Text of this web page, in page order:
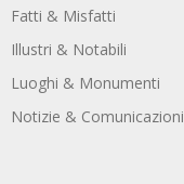
Fatti & Misfatti
Illustri & Notabili
Luoghi & Monumenti
Notizie & Comunicazioni